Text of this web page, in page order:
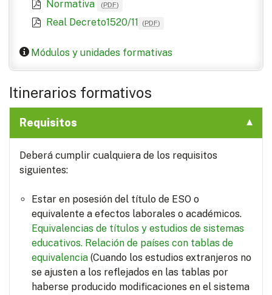
Normativa (PDF)
Real Decreto1520/11 (PDF)
Módulos y unidades formativas
Itinerarios formativos
Requisitos
Deberá cumplir cualquiera de los requisitos
siguientes:
Estar en posesión del título de ESO o
equivalente a efectos laborales o académicos.
Equivalencias de títulos y estudios de sistemas
educativos. Relación de países con tablas de
equivalencia (Cuando los estudios extranjeros no
se ajusten a los reflejados en las tablas por
haberse producido modificaciones en el sistema